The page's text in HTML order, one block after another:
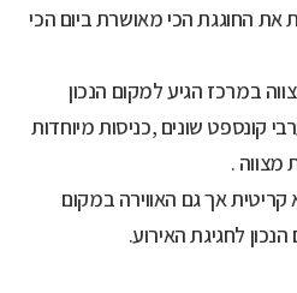
את החוגגת הכי מאושרת ביום הכי
במרכז הגיע למקום הנכון
קונספט שונים ,כניסות מיוחדות
מצווה .
אך גם האווירה במקום
לחגיגת האירוע.